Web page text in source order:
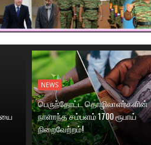
NEWS
பெருந்தோட்ட தொழிலாளர்களின்
நாளாந்த சம்பளம் 1700 ரூபாய்
நிறைவேற்றம்!